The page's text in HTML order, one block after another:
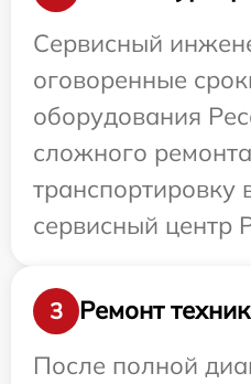
Сервисный
оговоренные
оборудования
сложного
транспортировку
сервисный центр
3
Ремонт
После полной